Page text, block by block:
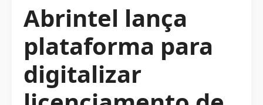
Abrintel lança
plataforma para
digitalizar